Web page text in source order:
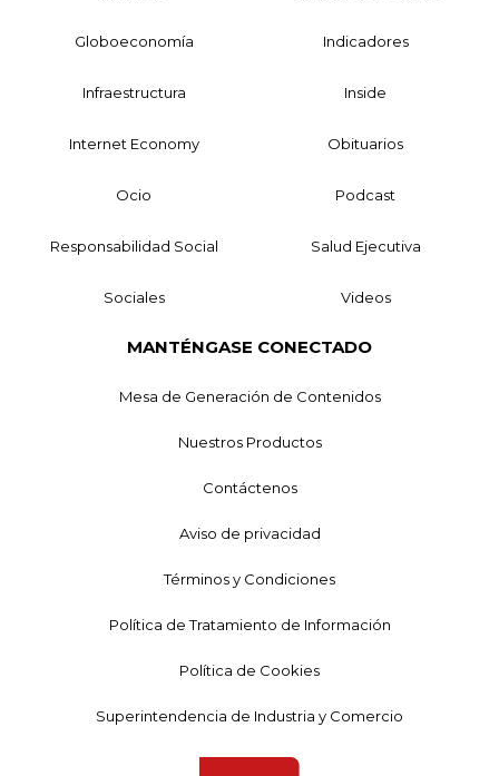
Globoeconomía Indicadores
Infraestructura Inside
Internet Economy Obituarios
Ocio Podcast
Responsabilidad Social Salud Ejecutiva
Sociales Videos
MANTÉNGASE CONECTADO
Mesa de Generación de Contenidos
Nuestros Productos
Contáctenos
Aviso de privacidad
Términos y Condiciones
Política de Tratamiento de Información
Política de Cookies
Superintendencia de Industria y Comercio